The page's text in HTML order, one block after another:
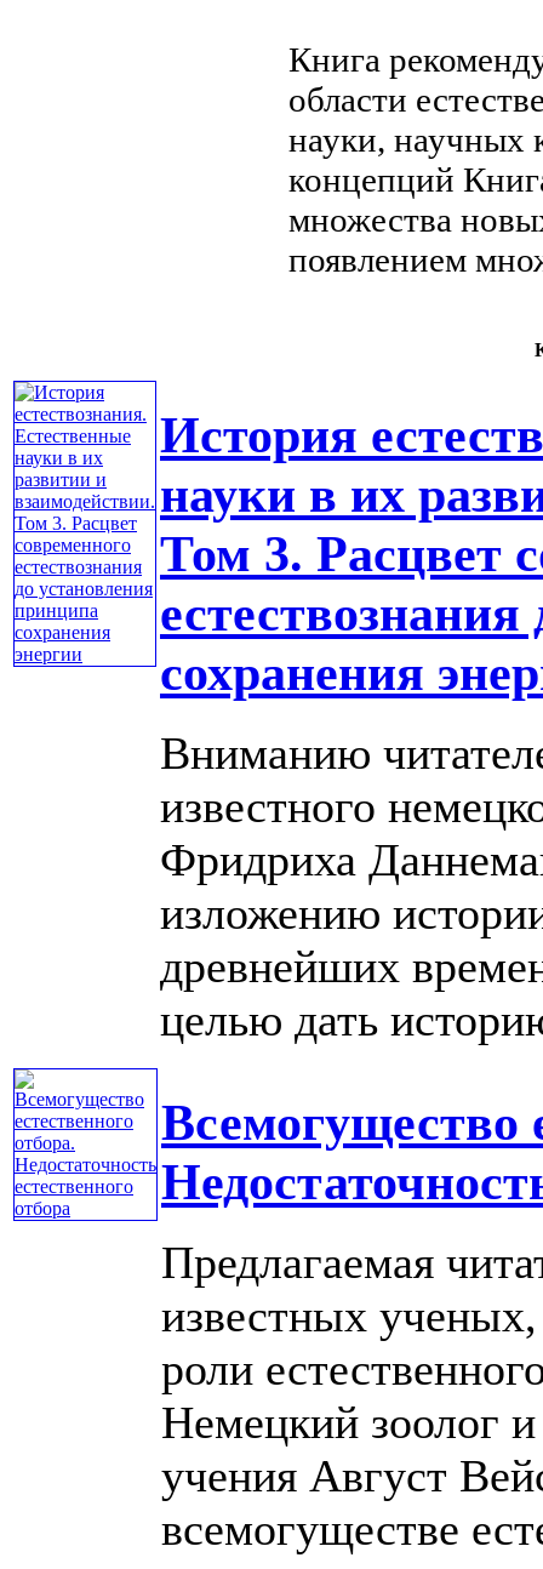
Книга
области
науки, научных
концепций
множества
появлением
История
науки в их
Том 3. Расцвет
сохранения
Вниманию
известного
Фридриха
изложению
древнейших
целью дать
Всемогущество
Предлагаемая
известных
роли
Немецкий зоолог
учения Август
всемогуществе